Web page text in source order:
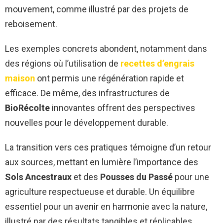
mouvement, comme illustré par des projets de
reboisement.
Les exemples concrets abondent, notamment dans
des régions où l’utilisation de recettes d’engrais
maison ont permis une régénération rapide et
efficace. De même, des infrastructures de
BioRécolte innovantes offrent des perspectives
nouvelles pour le développement durable.
La transition vers ces pratiques témoigne d’un retour
aux sources, mettant en lumière l’importance des
Sols Ancestraux et des Pousses du Passé pour une
agriculture respectueuse et durable. Un équilibre
essentiel pour un avenir en harmonie avec la nature,